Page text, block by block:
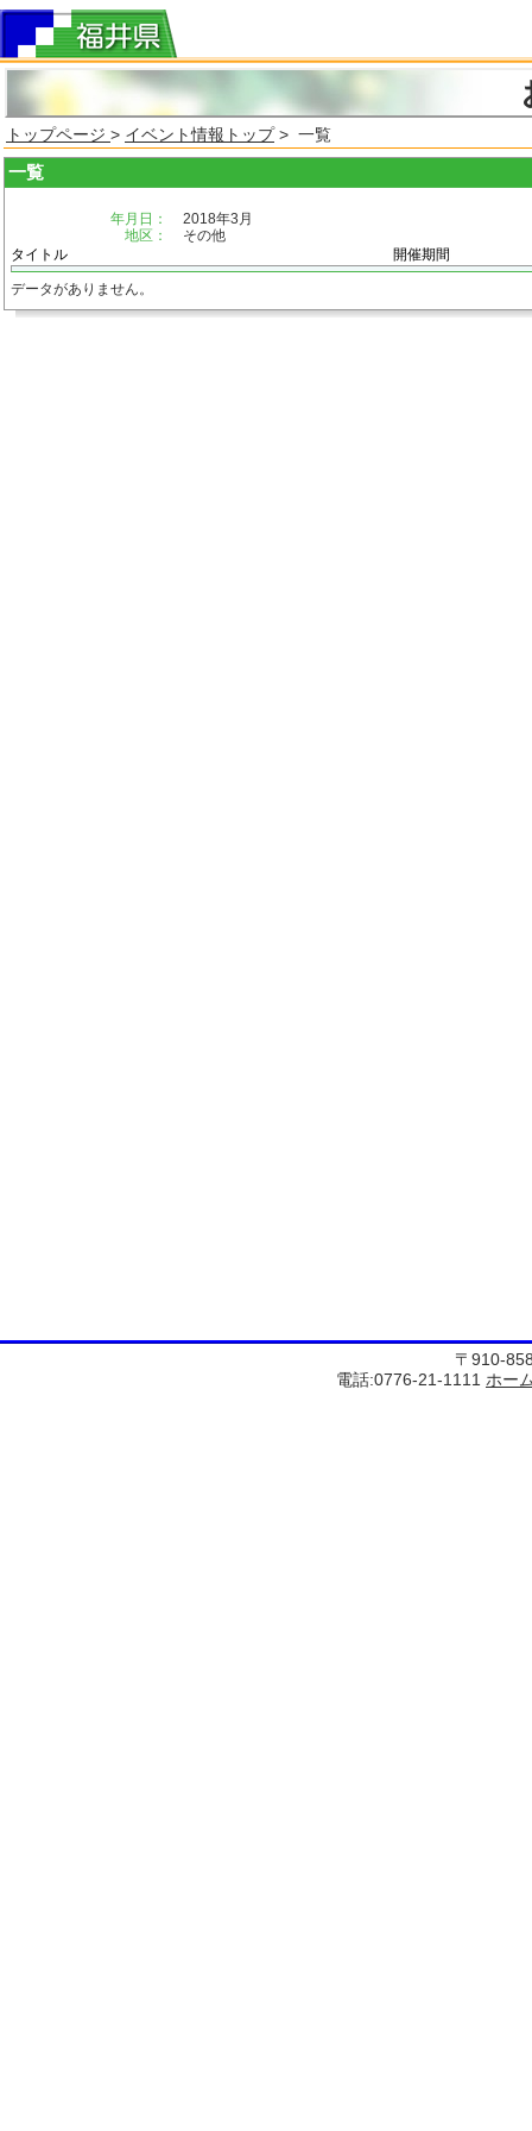
トップページ > イベント情報トップ> 一覧
一覧
年月日：
2018年3月
地区：
その他
タイトル
開催期間
データがありません。
〒910-
電話:0776-21-1111 ホー